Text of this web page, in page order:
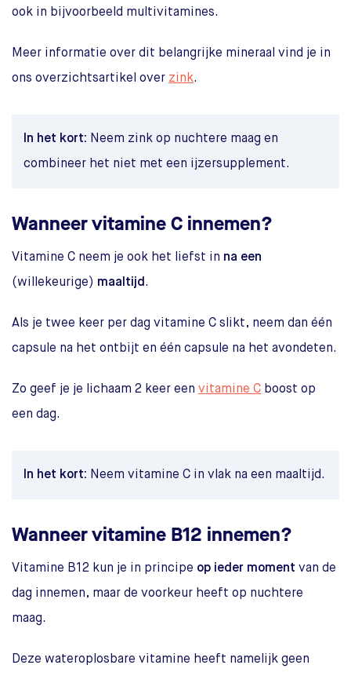
ook in bijvoorbeeld multivitamines.
Meer informatie over dit belangrijke mineraal vind je in
ons overzichtsartikel over zink.
In het kort: Neem zink op nuchtere maag en
combineer het niet met een ijzersupplement.
Wanneer vitamine C innemen?
Vitamine C neem je ook het liefst in na een
(willekeurige) maaltijd.
Als je twee keer per dag vitamine C slikt, neem dan één
capsule na het ontbijt en één capsule na het avondeten.
Zo geef je je lichaam 2 keer een vitamine C boost op
een dag.
In het kort: Neem vitamine C in vlak na een maaltijd.
Wanneer vitamine B12 innemen?
Vitamine B12 kun je in principe op ieder moment van de
dag innemen, maar de voorkeur heeft op nuchtere
maag.
Deze wateroplosbare vitamine heeft namelijk geen